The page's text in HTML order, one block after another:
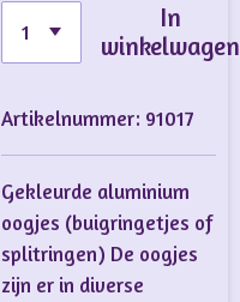
In
winkelwagen
Artikelnummer: 91017
Gekleurde aluminium
oogjes (buigringetjes of
splitringen) De oogjes
zijn er in diverse